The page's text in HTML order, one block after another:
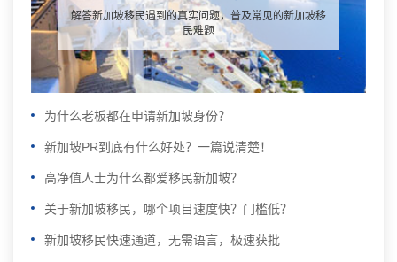
解答新加坡移民遇到的真实问题，普及常见的新加坡移
民难题
为什么老板都在申请新加坡身份？
新加坡PR到底有什么好处？一篇说清楚！
高净值人士为什么都爱移民新加坡？
关于新加坡移民，哪个项目速度快？门槛低？
新加坡移民快速通道，无需语言，极速获批